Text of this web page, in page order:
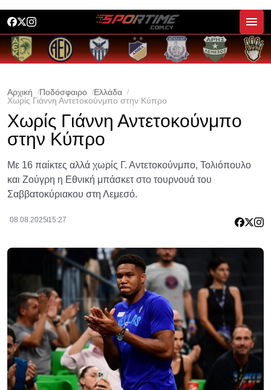
Αρχική Ποδόσφαιρο
Ελλάδα
Χωρίς Γιάννη Αντετοκούνμπο στην Κύπρο
Χωρίς Γιάννη Αντετοκούνμπο
στην Κύπρο
Με 16 παίκτες αλλά χωρίς Γ. Αντετοκούνμπο, Τολιόπουλο
και Ζούγρη η Εθνική μπάσκετ στο τουρνουά του
Σαββατοκύριακου στη Λεμεσό.
08.08.2025 15:27